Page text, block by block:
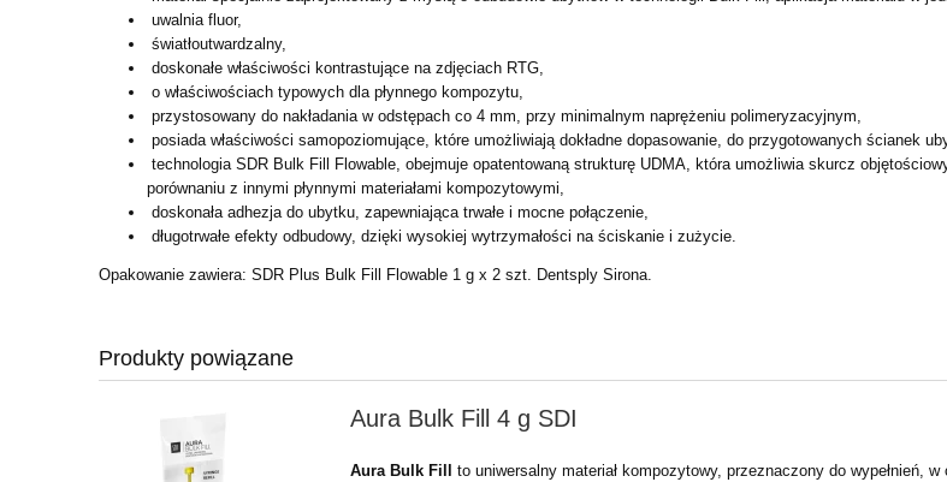
uwalnia fluor,
światłoutwardzalny,
doskonałe właściwości kontrastujące na zdjęciach RTG,
o właściwościach typowych dla płynnego kompozytu,
przystosowany do nakładania w odstępach co 4 mm, przy minimalnym naprężeniu polimeryzacyjnym,
posiada właściwości samopoziomujące, które umożliwiają dokładne dopasowanie, do przygotowanych ścianek
technologia SDR Bulk Fill Flowable, obejmuje opatentowaną strukturę UDMA, która umożliwia skurcz
porównaniu z innymi płynnymi materiałami kompozytowymi,
doskonała adhezja do ubytku, zapewniająca trwałe i mocne połączenie,
długotrwałe efekty odbudowy, dzięki wysokiej wytrzymałości na ściskanie i zużycie.
Opakowanie zawiera: SDR Plus Bulk Fill Flowable 1 g x 2 szt. Dentsply Sirona.
Produkty powiązane
Aura Bulk Fill 4 g SDI
Aura Bulk Fill
to uniwersalny materiał kompozytowy, przeznaczony do wypełnień, w